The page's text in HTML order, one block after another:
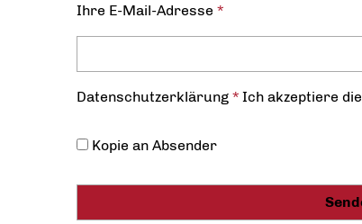
Ihre E-Mail-Adresse *
Datenschutz­erklärung * Ich akzeptiere die
Kopie an Absender